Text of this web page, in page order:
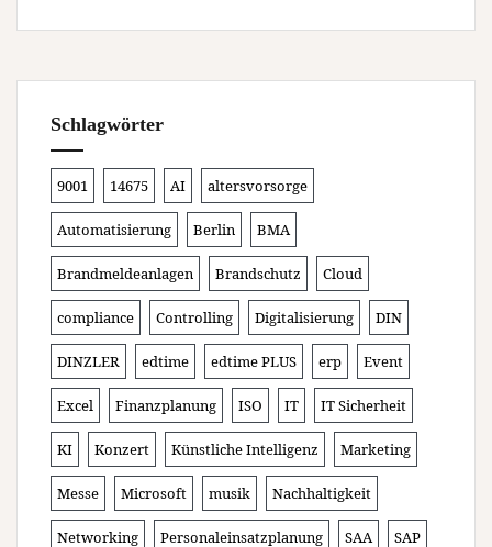
Schlagwörter
9001 14675 AI altersvorsorge
Automatisierung Berlin BMA
Brandmeldeanlagen Brandschutz Cloud
compliance Controlling Digitalisierung DIN
DINZLER edtime edtime PLUS erp Event
Excel Finanzplanung ISO IT IT Sicherheit
KI Konzert Künstliche Intelligenz Marketing
Messe Microsoft musik Nachhaltigkeit
Networking Personaleinsatzplanung SAA SAP